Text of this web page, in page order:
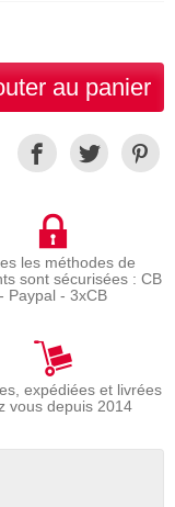
au panier
les méthodes de
sont sécurisées : CB
- Paypal - 3xCB
expédiées et livrées
vous depuis 2014